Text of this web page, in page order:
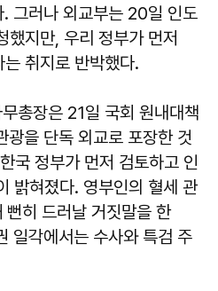
그러나 외교부는 20일 인도
했지만, 우리 정부가 먼저
취지로 반박했다.
총장은 21일 국회 원내대책
광을 단독 외교로 포장한 것
국 정부가 먼저 검토하고 인
밝혀졌다. 영부인의 혈세 관
히 드러날 거짓말을 한
일각에서는 수사와 특검 주